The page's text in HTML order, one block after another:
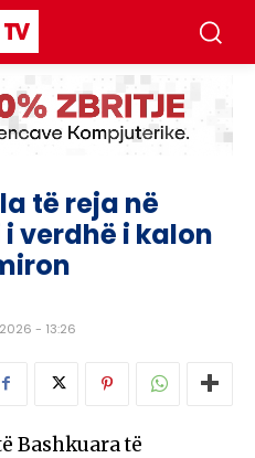
të reja në
verdhë i kalon
- 13:26
Bashkuara të